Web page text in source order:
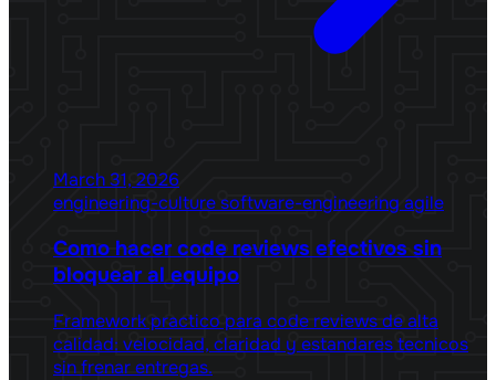
March 31, 2026
engineering-culture software-engineering agile
Como hacer code reviews efectivos sin
bloquear al equipo
Framework practico para code reviews de alta
calidad: velocidad, claridad y estandares tecnicos
sin frenar entregas.